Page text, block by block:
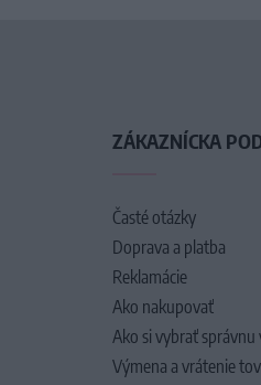
ZÁKAZNÍCKA
Časté otázky
Doprava a platba
Reklamácie
Ako nakupovať
Ako si vybrať správnu
Výmena a vrátenie